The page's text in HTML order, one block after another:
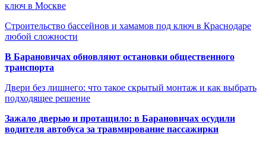
ключ в Москве
Строительство бассейнов и хамамов под ключ в Краснодаре
любой сложности
В Барановичах обновляют остановки общественного
транспорта
Двери без лишнего: что такое скрытый монтаж и как выбрать
подходящее решение
Зажало дверью и протащило: в Барановичах осудили
водителя автобуса за травмирование пассажирки